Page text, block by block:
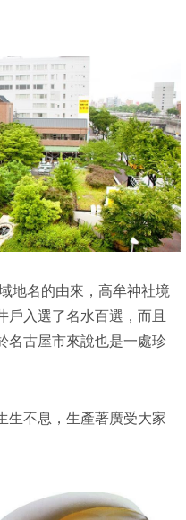
地名的由來，高牟神社境
戶入選了名水百選，而且
名古屋市來說也是一處珍
生不息，生產著廣受大家